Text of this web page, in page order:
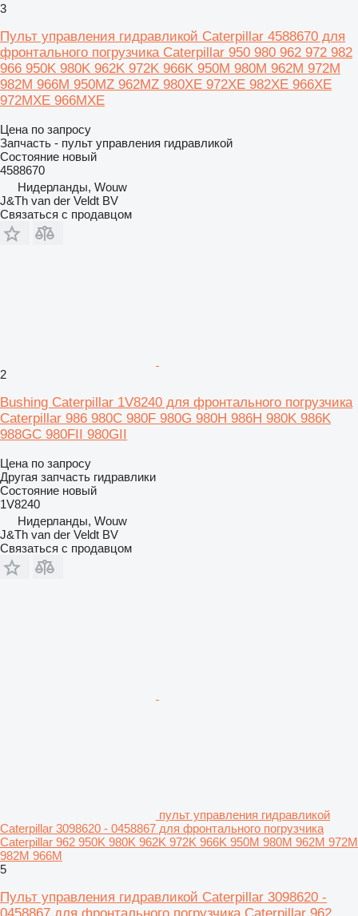
3
Пульт управления гидравликой Caterpillar 4588670 для
фронтального погрузчика Caterpillar 950 980 962 972 982
966 950K 980K 962K 972K 966K 950M 980M 962M 972M
982M 966M 950MZ 962MZ 980XE 972XE 982XE 966XE
972MXE 966MXE
Цена по запросу
Запчасть - пульт управления гидравликой
Состояние новый
4588670
Нидерланды, Wouw
J&Th van der Veldt BV
Связаться с продавцом
2
Bushing Caterpillar 1V8240 для фронтального погрузчика
Caterpillar 986 980C 980F 980G 980H 986H 980K 986K
988GC 980FII 980GII
Цена по запросу
Другая запчасть гидравлики
Состояние новый
1V8240
Нидерланды, Wouw
J&Th van der Veldt BV
Связаться с продавцом
пульт управления гидравликой
Caterpillar 3098620 - 0458867 для фронтального погрузчика
Caterpillar 962 950K 980K 962K 972K 966K 950M 980M 962M 972M
982M 966M
5
Пульт управления гидравликой Caterpillar 3098620 -